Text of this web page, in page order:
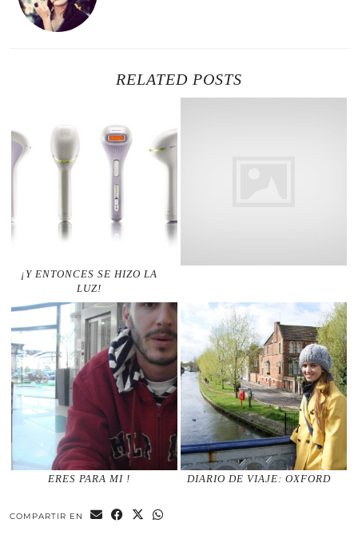
RELATED POSTS
¡Y ENTONCES SE HIZO LA
LUZ!
ERES PARA MI ! DIARIO DE VIAJE: OXFORD
COMPARTIR EN